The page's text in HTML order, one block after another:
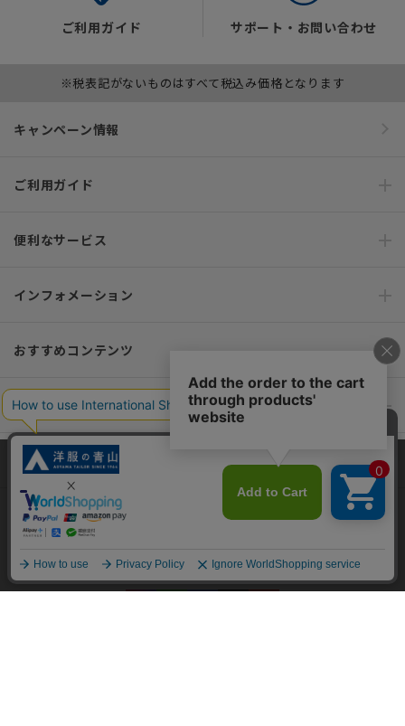
ご利用ガイド サポート・お問い合わせ
※税表記がないものはすべて税込み価格となります
キャンペーン情報
ご利用ガイド
便利なサービス
インフォメーション
おすすめコンテンツ
ポリシー・企業情報
オーダースーツなら SHITATE
OFFICIAL SNS
当サイトでは、快適な閲覧体験とコンテンツ改善のためにCookieを使用
しています。閲覧を続けることで、Cookieの使用に同意したものとみな
します。詳細については
同意して閉じる